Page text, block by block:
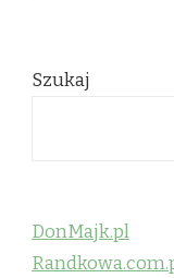
Szukaj
DonMajk.pl